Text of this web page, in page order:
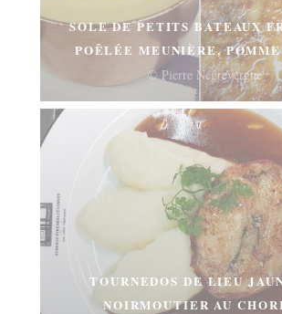
SOLE DE PETITS BATEAUX
POÊLÉE MEUNIÈRE,
© Pierre Négrevergne
TOURNEDOS DE LIEU
NOIRMOUTIER AU